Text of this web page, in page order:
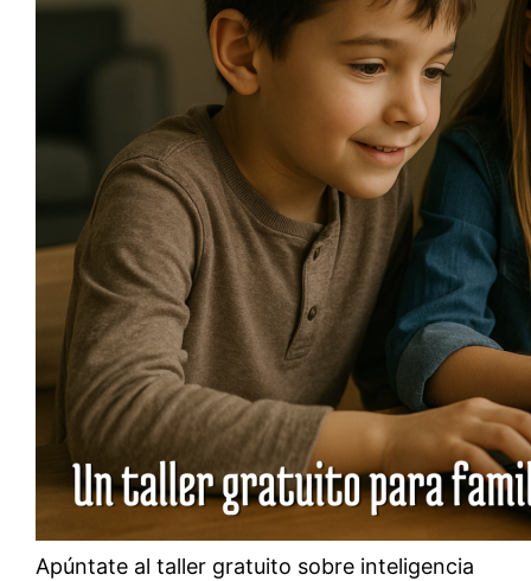
Apúntate al taller gratuito sobre inteligencia